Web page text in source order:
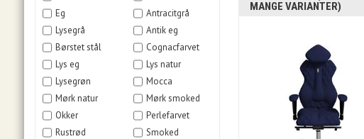
Eg
Antracitgrå
Lysegrå
Antik eg
Børstet stål
Cognacfarvet
Lys eg
Lys natur
Lysegrøn
Mocca
Mørk natur
Mørk smoked
Okker
Perlefarvet
Rustrød
Smoked
MANGE VARIANTER)